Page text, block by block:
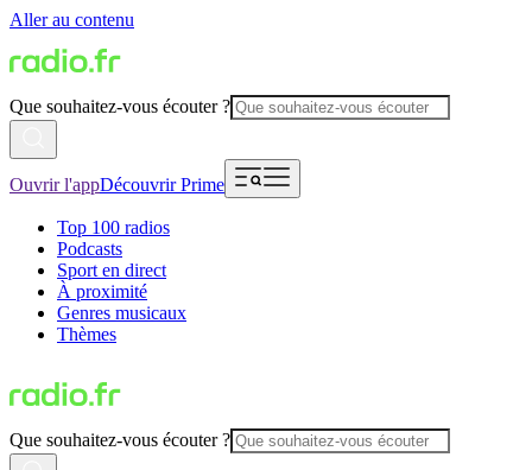
Aller au contenu
Que souhaitez-vous écouter ?
Ouvrir l'appDécouvrir Prime
Top 100 radios
Podcasts
Sport en direct
À proximité
Genres musicaux
Thèmes
Que souhaitez-vous écouter ?